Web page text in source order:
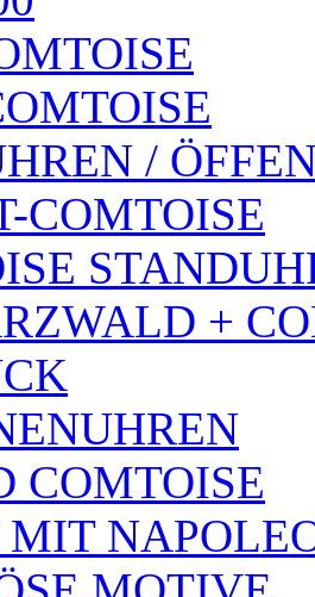
/
COMTOISE
+
COMTOISE
MIT